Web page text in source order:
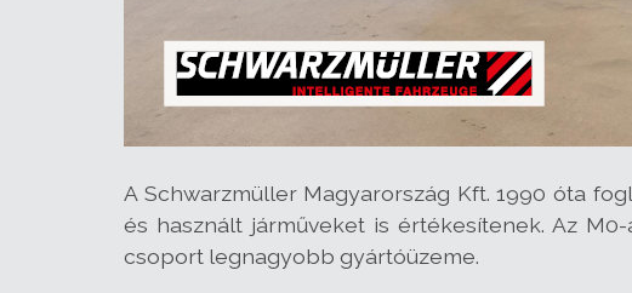
A Schwarzmüller Magyarország Kft. 1990 óta
és használt járműveket is értékesítenek. Az
csoport legnagyobb gyártóüzeme.